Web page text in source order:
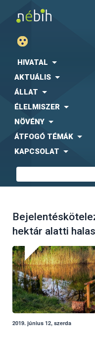
HIVATAL
AKTUÁLIS
ÁLLAT
ÉLELMISZER
NÖVÉNY
ÁTFOGÓ TÉMÁK
KAPCSOLAT
hektár alatti
2019. június 12, szerda